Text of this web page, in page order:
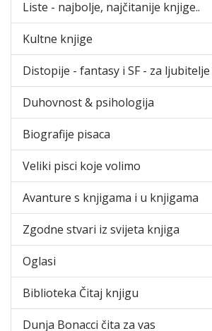
Liste - najbolje, najčitanije knjige..
Kultne knjige
Distopije - fantasy i SF - za
Duhovnost & psihologija
Biografije pisaca
Veliki pisci koje volimo
Avanture s knjigama i u knjigama
Zgodne stvari iz svijeta knjiga
Oglasi
Biblioteka Čitaj knjigu
Dunja Bonacci čita za vas